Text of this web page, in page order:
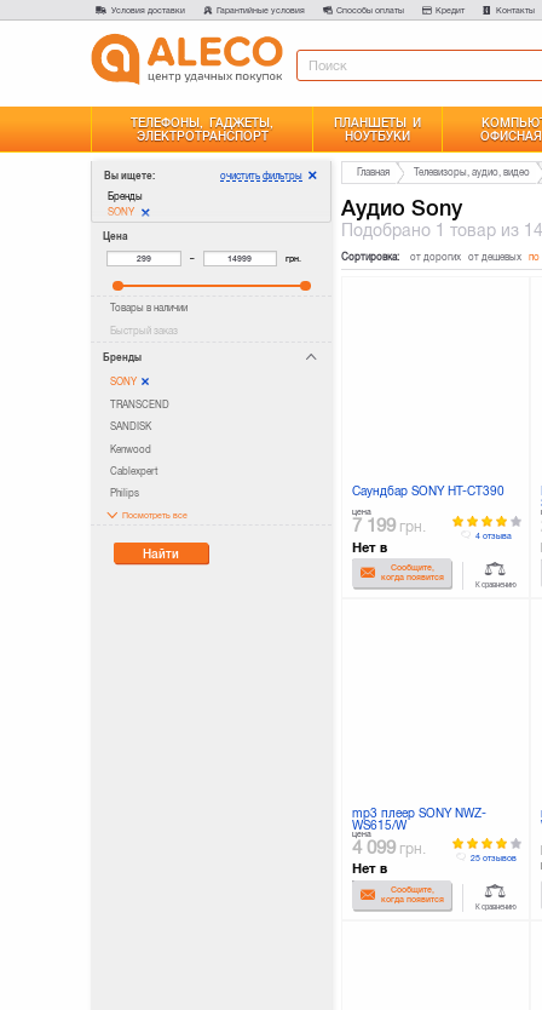
Условия доставки Гарантийные условия Способы оплаты Кредит Контакты
ТЕЛЕФОНЫ, ГАДЖЕТЫ,
ЭЛЕКТРОТРАНСПОРТ
ПЛАНШЕТЫ И
НОУТБУКИ
Вы ищете:
Бренды
SONY
очистить фильтры
Цена
– грн.
Товары в наличии
Быстрый заказ
Бренды
SONY
TRANSCEND
SANDISK
Kenwood
Cablexpert
Philips
Посмотреть все
Найти
Главная Телевизоры, аудио, видео
Аудио Sony
Подобрано 1 товар из
Сортировка: от дорогих от дешевых по
Саундбар SONY HT-CT390
цена
7 199 грн.
Нет в
наличииСообщите,
когда появится
4 отзыва
К сравнению
mp3 плеер SONY NWZ-
WS615/W
цена
4 099 грн.
Нет в
наличииСообщите,
когда появится
25 отзывов
К сравнению